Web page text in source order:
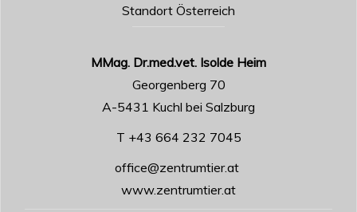
Standort Österreich
MMag. Dr.med.vet. Isolde Heim
Georgenberg 70
A-5431 Kuchl bei Salzburg
T +43 664 232 7045
office@zentrumtier.at
www.zentrumtier.at